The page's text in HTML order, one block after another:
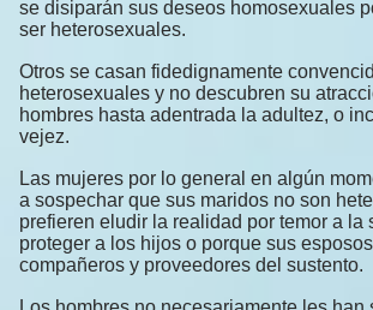
se disiparán sus deseos homosexuales
ser heterosexuales.
Otros se casan fidedignamente
heterosexuales y no descubren su
hombres hasta adentrada la adultez, o
vejez.
Las mujeres por lo general en algún
a sospechar que sus maridos no son
prefieren eludir la realidad por temor a la
proteger a los hijos o porque sus
compañeros y proveedores del sustento.